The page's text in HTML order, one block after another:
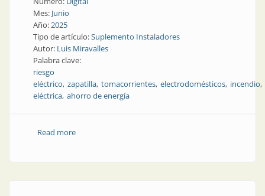
Mes: Junio
Año:2025
Tipo de artículo:Suplemento Instaladores
Autor: Luis Miravalles
Palabra clave:
riesgo
eléctrico zapatilla tomacorrientes electrodomésticos incendio
eléctrica ahorro de energía
Read moreabout Para ahorrar, desenchufar